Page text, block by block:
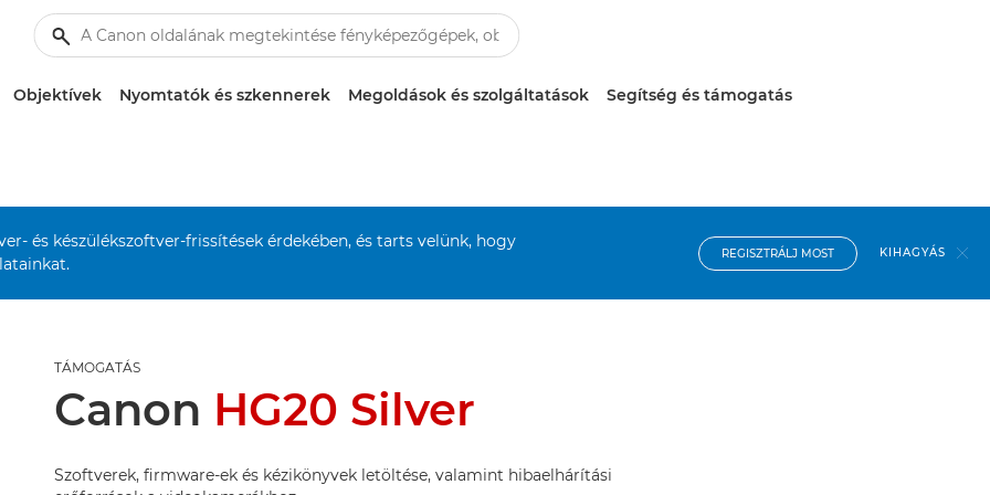
Objektívek Nyomtatók és szkennerek Megoldások és szolgáltatások Segítség és támogatás
és készülékszoftver-frissítések érdekében, és tarts velünk, hogy
REGISZTRÁLJ MOST KIHAGYÁS
TÁMOGATÁS
Canon HG20 Silver
Szoftverek, firmware-ek és kézikönyvek letöltése, valamint hibaelhárítási